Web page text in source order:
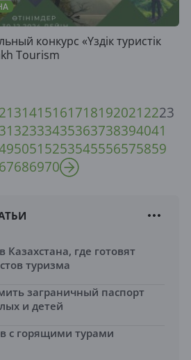
конкурс «Үздік туристік
Tourism
1314151617181920212223
3132333435363738394041
50515253545556575859
67686970
Казахстана, где готовят
туризма
заграничный паспорт
и детей
с горящими турами